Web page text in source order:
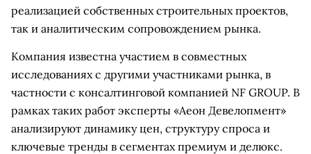
реализацией собственных строительных проектов,
так и аналитическим сопровождением рынка.
Компания известна участием в совместных
исследованиях с другими участниками рынка, в
частности с консалтинговой компанией NF GROUP. В
рамках таких работ эксперты «Аеон Девелопмент»
анализируют динамику цен, структуру спроса и
ключевые тренды в сегментах премиум и делюкс.